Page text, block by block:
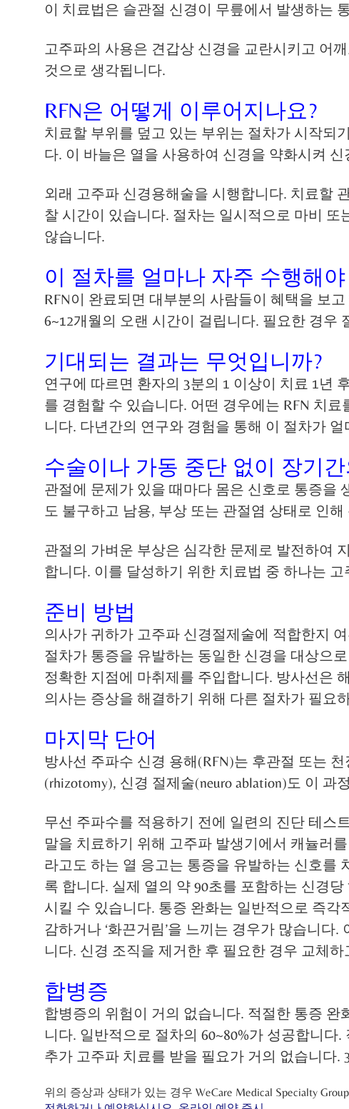
이 치료법은 슬관절 신경이 무릎에서 발생하는
고주파의 사용은 견갑상 신경을 교란시키고 어
것으로 생각됩니다.
RFN은 어떻게 이루어지나요?
치료할 부위를 덮고 있는 부위는 절차가 시작되
다. 이 바늘은 열을 사용하여 신경을 약화시켜
외래 고주파 신경용해술을 시행합니다. 치료할
찰 시간이 있습니다. 절차는 일시적으로 마비 또
않습니다.
이 절차를 얼마나 자주 수행해
RFN이 완료되면 대부분의 사람들이 혜택을 보
6~12개월의 오랜 시간이 걸립니다. 필요한 경우
기대되는 결과는 무엇입니까?
연구에 따르면 환자의 3분의 1 이상이 치료 1년
를 경험할 수 있습니다. 어떤 경우에는 RFN 치
니다. 다년간의 연구와 경험을 통해 이 절차가
수술이나 가동 중단 없이 장기
관절에 문제가 있을 때마다 몸은 신호로 통증을
도 불구하고 남용, 부상 또는 관절염 상태로 인
관절의 가벼운 부상은 심각한 문제로 발전하여
합니다. 이를 달성하기 위한 치료법 중 하나는
준비 방법
의사가 귀하가 고주파 신경절제술에 적합한지
절차가 통증을 유발하는 동일한 신경을 대상으
정확한 지점에 마취제를 주입합니다. 방사선은
의사는 증상을 해결하기 위해 다른 절차가 필요
마지막 단어
방사선 주파수 신경 용해(RFN)는 후관절 또는
(rhizotomy), 신경 절제술(neuro ablation)도 이
무선 주파수를 적용하기 전에 일련의 진단 테스
말을 치료하기 위해 고주파 발생기에서 캐뉼러
라고도 하는 열 응고는 통증을 유발하는 신호를
록 합니다. 실제 열의 약 90초를 포함하는 신경
시킬 수 있습니다. 통증 완화는 일반적으로 즉
감하거나 ‘화끈거림’을 느끼는 경우가 많습니
니다. 신경 조직을 제거한 후 필요한 경우 교체
합병증
합병증의 위험이 거의 없습니다. 적절한 통증
니다. 일반적으로 절차의 60~80%가 성공합니
추가 고주파 치료를 받을 필요가 거의 없습니다
위의 증상과 상태가 있는 경우 WeCare Medical Specialty